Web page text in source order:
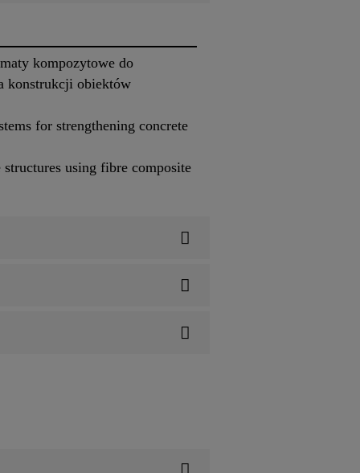
kompozytowe do
konstrukcji obiektów
for strengthening concrete
using fibre composite